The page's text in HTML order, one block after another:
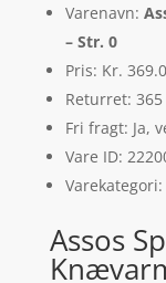
Varenavn:
– Str. 0
Pris: Kr.
Returret:
Fri fragt: Ja,
Vare ID:
Assos